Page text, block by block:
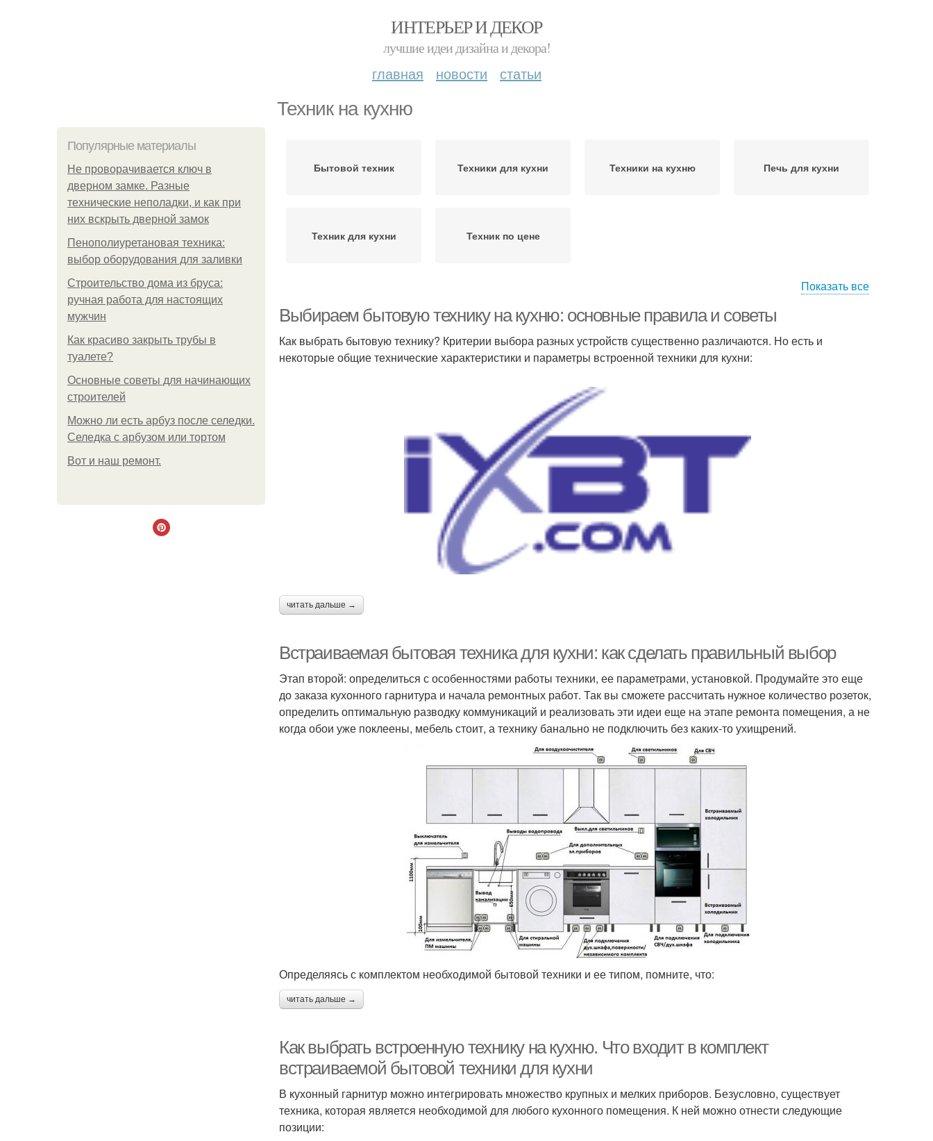
ИНТЕРЬЕР И ДЕКОР
лучшие идеи дизайна и декора!
главная новости статьи
Техник на кухню
Популярные материалы
Не проворачивается ключ в
дверном замке. Разные
технические неполадки, и как при
них вскрыть дверной замок
Пенополиуретановая техника:
выбор оборудования для заливки
Строительство дома из бруса:
ручная работа для настоящих
мужчин
Как красиво закрыть трубы в
туалете?
Основные советы для начинающих
строителей
Можно ли есть арбуз после селедки.
Селедка с арбузом или тортом
Boт и наш ремoнт.
Бытовой техник Техники для кухни Техники на кухню Печь для кухни
Техник для кухни Техник по цене
Показать все
Выбираем бытовую технику на кухню: основные правила и советы
Как выбрать бытовую технику? Критерии выбора разных устройств существенно различаются. Но есть и
некоторые общие технические характеристики и параметры встроенной техники для кухни:
читать дальше →
Встраиваемая бытовая техника для кухни: как сделать правильный выбор
Этап второй: определиться с особенностями работы техники, ее параметрами, установкой. Продумайте это еще
до заказа кухонного гарнитура и начала ремонтных работ. Так вы сможете рассчитать нужное количество розеток,
определить оптимальную разводку коммуникаций и реализовать эти идеи еще на этапе ремонта помещения, а не
когда обои уже поклеены, мебель стоит, а технику банально не подключить без каких-то ухищрений.
Определяясь с комплектом необходимой бытовой техники и ее типом, помните, что:
читать дальше →
Как выбрать встроенную технику на кухню. Что входит в комплект
встраиваемой бытовой техники для кухни
В кухонный гарнитур можно интегрировать множество крупных и мелких приборов. Безусловно, существует
техника, которая является необходимой для любого кухонного помещения. К ней можно отнести следующие
позиции: